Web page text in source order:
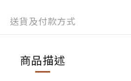
送貨及付款方式
商品描述